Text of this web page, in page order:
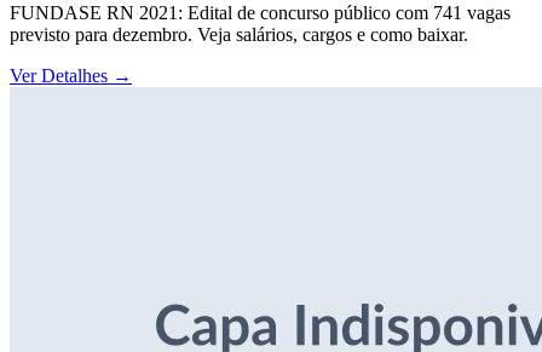
FUNDASE RN 2021: Edital de concurso público com 741 vagas
previsto para dezembro. Veja salários, cargos e como baixar.
Ver Detalhes →